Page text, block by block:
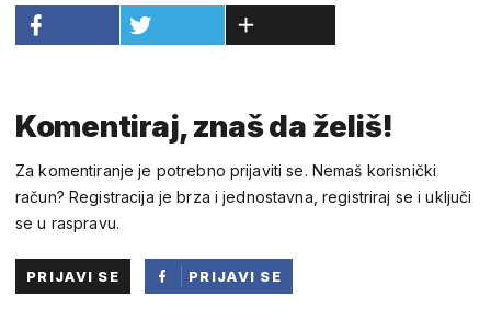
Komentiraj, znaš da želiš!
Za komentiranje je potrebno prijaviti se. Nemaš korisnički
račun? Registracija je brza i jednostavna, registriraj se i uključi
se u raspravu.
PRIJAVI SE
PRIJAVI SE